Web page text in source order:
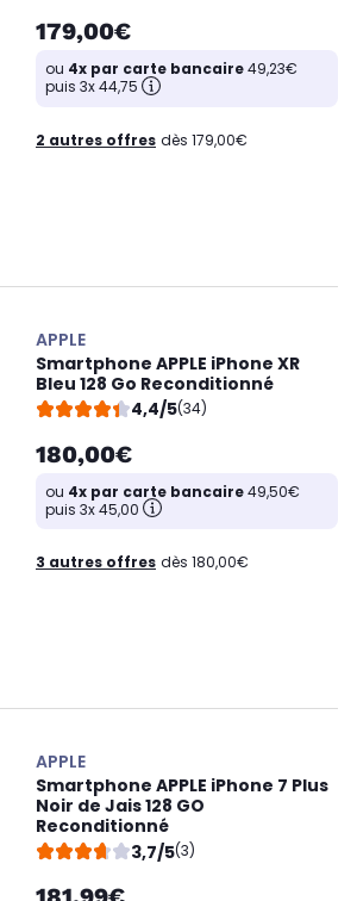
179,00€
ou 4x par carte bancaire49,23€
puis 3x 44,75
2 autres offres dès 179,00€
APPLE
Smartphone APPLE iPhone XR
Bleu 128 Go Reconditionné
4,4/5(34)
180,00€
ou 4x par carte bancaire49,50€
puis 3x 45,00
3 autres offres dès 180,00€
APPLE
Smartphone APPLE iPhone 7 Plus
Noir de Jais 128 GO
Reconditionné
3,7/5(3)